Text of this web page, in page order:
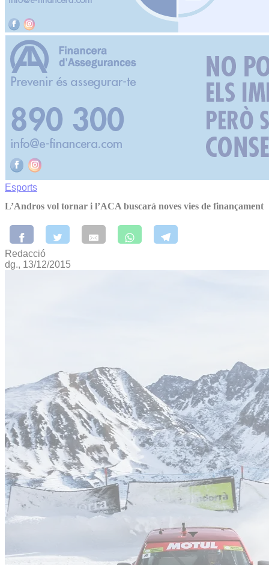
Esports
L’Andros vol tornar i l’ACA buscarà noves vies de finançament
Redacció
dg., 13/12/2015